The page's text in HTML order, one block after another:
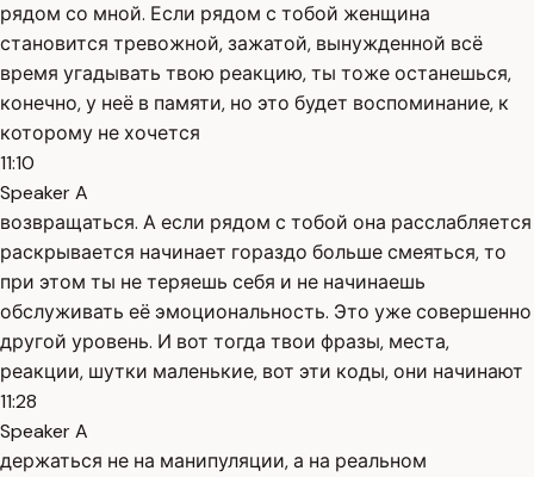
рядом со мной. Если рядом с тобой женщина
становится тревожной, зажатой, вынужденной всё
время угадывать твою реакцию, ты тоже останешься,
конечно, у неё в памяти, но это будет воспоминание, к
которому не хочется
11:10
Speaker A
возвращаться. А если рядом с тобой она расслабляется
раскрывается начинает гораздо больше смеяться, то
при этом ты не теряешь себя и не начинаешь
обслуживать её эмоциональность. Это уже совершенно
другой уровень. И вот тогда твои фразы, места,
реакции, шутки маленькие, вот эти коды, они начинают
11:28
Speaker A
держаться не на манипуляции, а на реальном